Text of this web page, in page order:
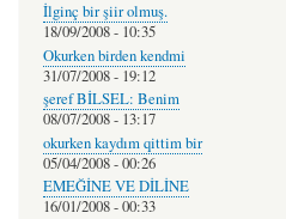
İlginç bir şiir olmuş.
18/09/2008 - 10:35
Okurken birden kendmi
31/07/2008 - 19:12
şeref BİLSEL: Benim
08/07/2008 - 13:17
okurken kaydım qittim bir
05/04/2008 - 00:26
EMEĞİNE VE DİLİNE
16/01/2008 - 00:33